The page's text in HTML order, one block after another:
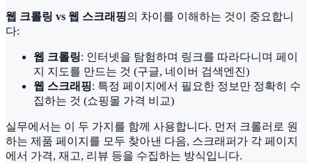
웹 크롤링 vs 웹 스크래핑의 차이를 이해하는 것이 중요합니
다:
웹 크롤링: 인터넷을 탐험하며 링크를 따라다니며 페이
지 지도를 만드는 것 (구글, 네이버 검색엔진)
웹 스크래핑: 특정 페이지에서 필요한 정보만 정확히 수
집하는 것 (쇼핑몰 가격 비교)
실무에서는 이 두 가지를 함께 사용합니다. 먼저 크롤러로 원
하는 제품 페이지를 모두 찾아낸 다음, 스크래퍼가 각 페이지
에서 가격, 재고, 리뷰 등을 수집하는 방식입니다.